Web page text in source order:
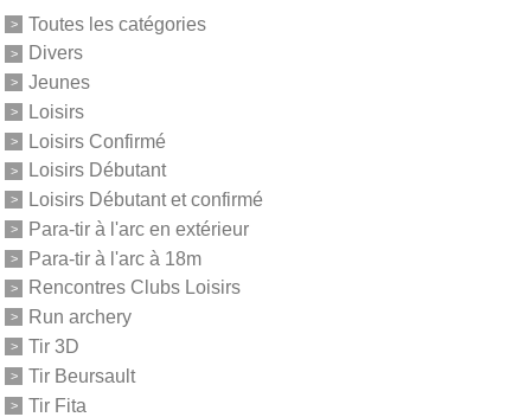
Toutes les catégories
Divers
Jeunes
Loisirs
Loisirs Confirmé
Loisirs Débutant
Loisirs Débutant et confirmé
Para-tir à l'arc en extérieur
Para-tir à l'arc à 18m
Rencontres Clubs Loisirs
Run archery
Tir 3D
Tir Beursault
Tir Fita